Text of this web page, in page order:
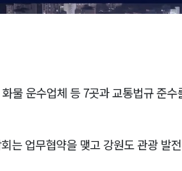
물 운수업체 등 7곳과 교통법규 준
는 업무협약을 맺고 강원도 관광 발